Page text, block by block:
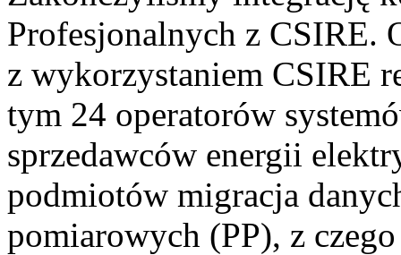
Profesjonalnych z CSIRE.
z wykorzystaniem CSIRE
tym 24 operatorów
sprzedawców energii
podmiotów migracja
pomiarowych (PP), z